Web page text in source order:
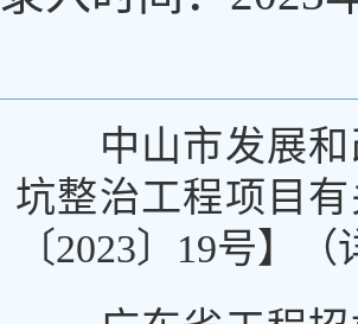
中山市发展
坑整治工程项目
〔2023〕19号】